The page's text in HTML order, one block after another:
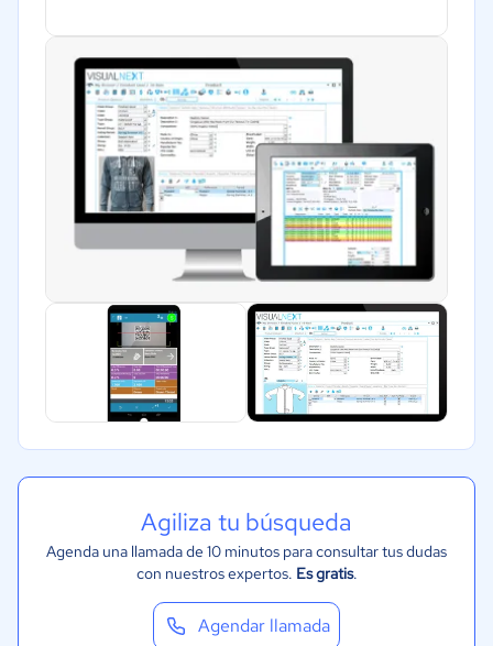
Agiliza tu búsqueda
Agenda una llamada de 10 minutos para consultar tus dudas
con nuestros expertos. Es gratis.
Agendar llamada